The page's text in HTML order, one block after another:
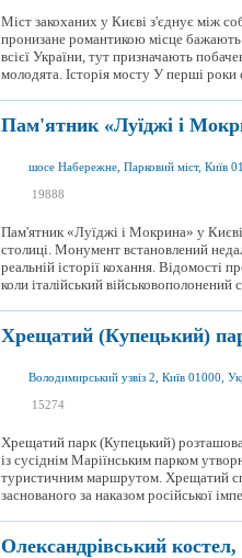
Міст закоханих у Києві з'єднує між
пронизане романтикою місце бажають
всієї України, тут призначають
молодята. Історія мосту У перші роки
Пам'ятник «Луїджі і
шосе Набережне, Парковий міст, Київ
19888
Пам'ятник «Луїджі і Мокрина» у
столиці. Монумент встановлений
реальній історії кохання. Відомості
коли італійський військовополонений
Хрещатий (Купецький)
Володимирський узвіз 2, Київ 01000,
15274
Хрещатий парк (Купецький)
із сусіднім Маріїнським парком
туристичним маршрутом. Хрещатий
заснованого за наказом російської
Олександрівський костел,